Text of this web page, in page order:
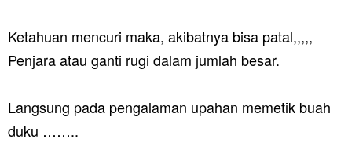
Ketahuan mencuri maka, akibatnya bisa patal,,,,,
Penjara atau ganti rugi dalam jumlah besar.
Langsung pada pengalaman upahan memetik buah
duku ……..